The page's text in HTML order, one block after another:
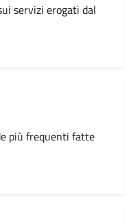
servizi erogati dal
più frequenti fatte